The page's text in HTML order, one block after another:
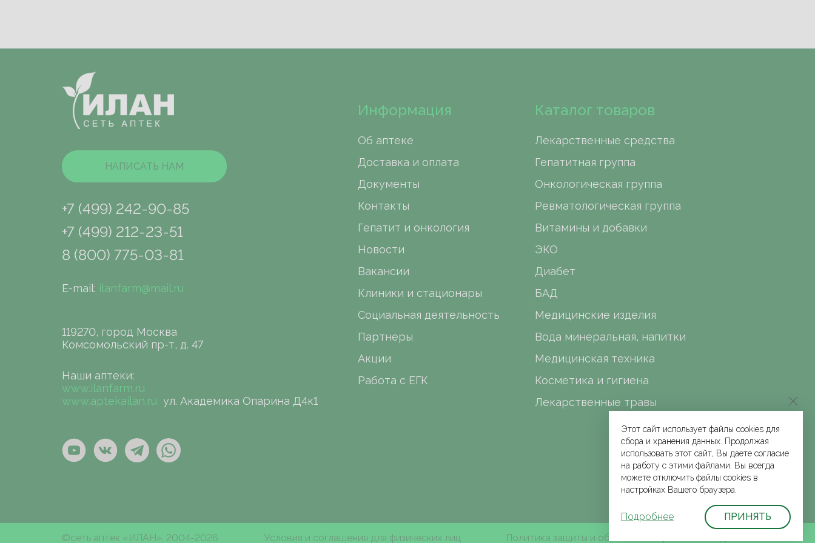
НАПИСАТЬ НАМ
+7 (499) 242-90-85
+7 (499) 212-23-51
8 (800) 775-03-81
E-mail: ilanfarm@mail.ru
119270, город Москва
Комсомольский пр-т, д. 47
Наши аптеки:
www.ilanfarm.ru
www.aptekailan.ru ул. Академика Опарина Д4к1
Информация
Об аптеке
Доставка и оплата
Документы
Контакты
Гепатит и онкология
Новости
Вакансии
Клиники и стационары
Социальная деятельность
Партнеры
Акции
Работа с ЕГК
Каталог товаров
Лекарственные средства
Гепатитная группа
Онкологическая группа
Ревматологическая группа
Витамины и добавки
ЭКО
Диабет
БАД
Медицинские изделия
Вода минеральная, напитки
Медицинская техника
Косметика и гигиена
Лекарственные травы
©сеть аптек «ИЛАН», 2004-2026 Условия и соглашения для физических лиц Политика защиты и обработки персональных данных
Этот сайт использует файлы cookies для
сбора и хранения данных. Продолжая
использовать этот сайт, Вы даете согласие
на работу с этими файлами. Вы всегда
можете отключить файлы cookies в
настройках Вашего браузера.
Подробнее ПРИНЯТЬ